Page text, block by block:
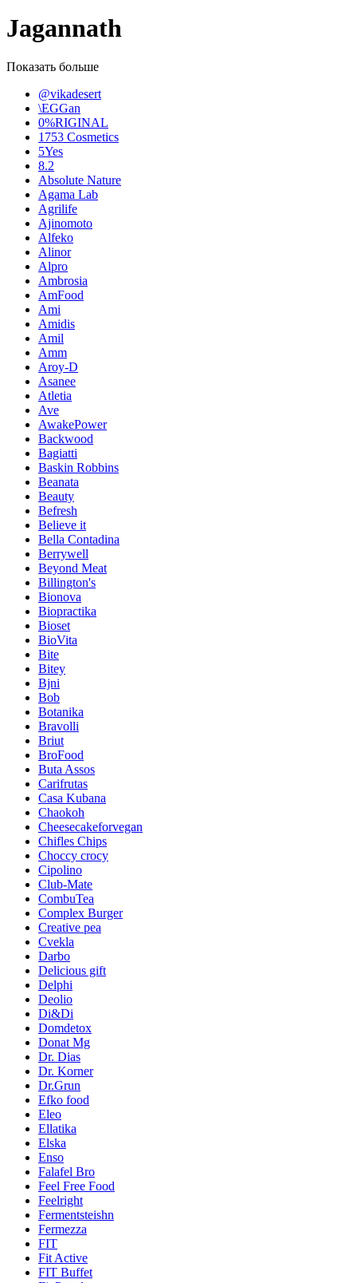
Jagannath
Показать больше
@vikadesert
\EGGan
0%RIGINAL
1753 Cosmetics
5Yes
8.2
Absolute Nature
Agama Lab
Agrilife
Ajinomoto
Alfeko
Alinor
Alpro
Ambrosia
AmFood
Ami
Amidis
Amil
Amm
Aroy-D
Asanee
Atletia
Ave
AwakePower
Backwood
Bagiatti
Baskin Robbins
Beanata
Beauty
Befresh
Believe it
Bella Contadina
Berrywell
Beyond Meat
Billington's
Bionova
Biopractika
Bioset
BioVita
Bite
Bitey
Bjni
Bob
Botanika
Bravolli
Briut
BroFood
Buta Assos
Carifrutas
Casa Kubana
Chaokoh
Cheesecakeforvegan
Chifles Chips
Choccy crocy
Cipolino
Club-Mate
CombuTea
Complex Burger
Creative pea
Cvekla
Darbo
Delicious gift
Delphi
Deolio
Di&Di
Domdetox
Donat Mg
Dr. Dias
Dr. Korner
Dr.Grun
Efko food
Eleo
Ellatika
Elska
Enso
Falafel Bro
Feel Free Food
Feelright
Fermentsteishn
Fermezza
FIT
Fit Active
FIT Buffet